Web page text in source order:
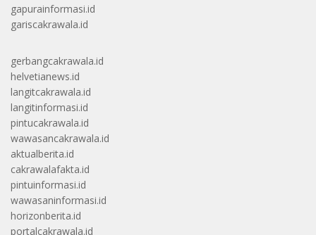
gapurainformasi.id
gariscakrawala.id
gerbangcakrawala.id
helvetianews.id
langitcakrawala.id
langitinformasi.id
pintucakrawala.id
wawasancakrawala.id
aktualberita.id
cakrawalafakta.id
pintuinformasi.id
wawasaninformasi.id
horizonberita.id
portalcakrawala.id